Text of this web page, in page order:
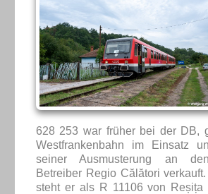
628 253 war früher bei der DB,
Westfrankenbahn im Einsatz
seiner Ausmusterung an
Betreiber Regio Călători
steht er als R 11106 von Reșița